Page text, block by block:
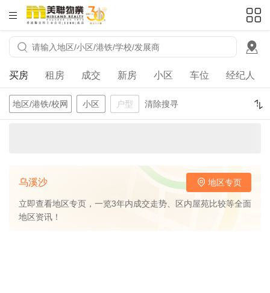
HKD ft²
买房 租房 成交 新房 小区 车位 经纪人
地区/港铁/校网 小区 户型 清除搜寻
乌溪沙 地区专页
立即查看地区专页，一览3年内成交走势、区内屋苑比较等全面
地区资讯！